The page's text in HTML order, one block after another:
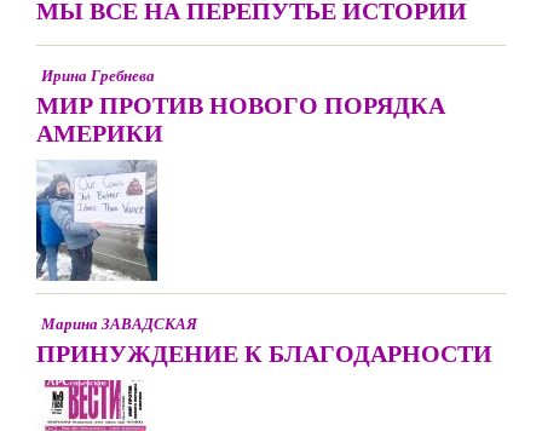
МЫ ВСЕ НА ПЕРЕПУТЬЕ ИСТОРИИ
Ирина Гребнева
МИР ПРОТИВ НОВОГО ПОРЯДКА
АМЕРИКИ
Марина ЗАВАДСКАЯ
ПРИНУЖДЕНИЕ К БЛАГОДАРНОСТИ